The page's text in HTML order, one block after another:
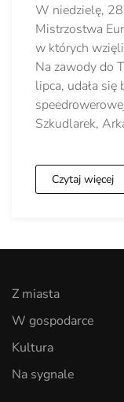
W niedzielę,
Mistrzostwa
w których wzięli
Na zawody do
lipca, udała
Szkudlarek,
Czytaj więcej
Z miasta
W gospodarce
Kultura
Na sygnale